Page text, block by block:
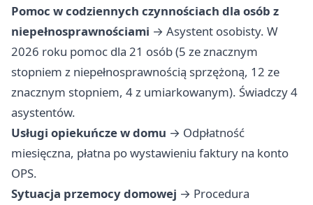
Pomoc w codziennych czynnościach dla osób z
niepełnosprawnościami → Asystent osobisty. W
2026 roku pomoc dla 21 osób (5 ze znacznym
stopniem z niepełnosprawnością sprzężoną, 12 ze
znacznym stopniem, 4 z umiarkowanym). Świadczy 4
asystentów.
Usługi opiekuńcze w domu → Odpłatność
miesięczna, płatna po wystawieniu faktury na konto
OPS.
Sytuacja przemocy domowej → Procedura